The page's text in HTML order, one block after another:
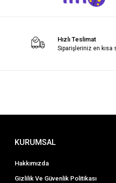
Hızlı Teslimat
Siparişleriniz en kısa
KURUMSAL
Hakkımızda
Gizlilik Ve Güvenlik Politikası